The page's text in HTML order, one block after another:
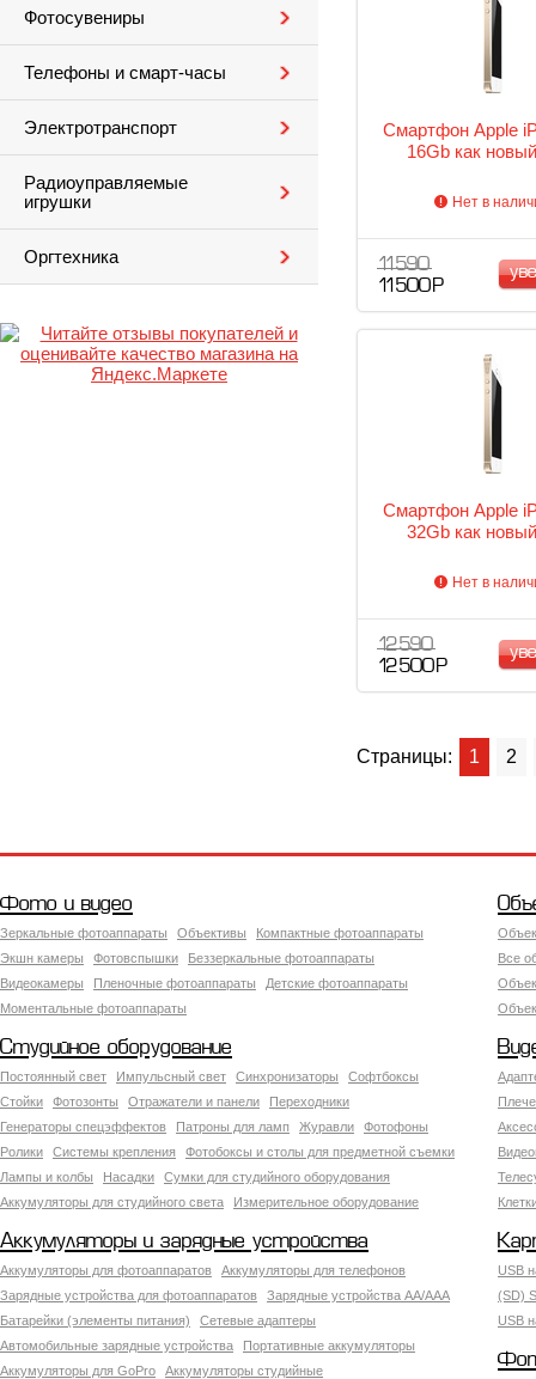
Фотосувениры
Телефоны и смарт-часы
Электротранспорт
Радиоуправляемые
игрушки
Оргтехника
Смартфон Apple
16Gb как
Нет в
11 590
11 500 Р
Смартфон Apple
32Gb как
Нет в
12 590
12 500 Р
Страницы: 1 2
Фото и видео
Зеркальные фотоаппараты Объективы
Компактные фотоаппараты
Экшн камеры
Фотовспышки
Беззеркальные фотоаппараты
Видеокамеры
Пленочные фотоаппараты
Детские фотоаппараты
Моментальные фотоаппараты
Все
Студийное оборудование
Постоянный свет Импульсный свет Синхронизаторы
Софтбоксы
Стойки
Фотозонты Отражатели и панели
Переходники
Генераторы спецэффектов
Патроны для ламп Журавли
Фотофоны
Ролики
Системы крепления
Фотобоксы и столы для предметной съемки
Лампы и колбы
Насадки
Сумки для студийного оборудования
Аккумуляторы для студийного света
Измерительное оборудование
Аккумуляторы и зарядные устройства
Аккумуляторы для фотоаппаратов
Аккумуляторы для телефонов
Зарядные устройства для фотоаппаратов
Зарядные устройства AA/AAA
Батарейки (элементы питания)
Сетевые адаптеры
Автомобильные зарядные устройства
Портативные аккумуляторы
Аккумуляторы для GoPro
Аккумуляторы студийные
USB
(SD)
USB